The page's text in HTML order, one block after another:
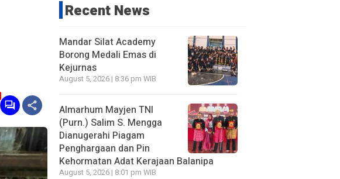
Recent News
Mandar Silat Academy
Borong Medali Emas di
Kejurnas
August 5, 2026 | 8:36 pm WIB
Almarhum Mayjen TNI
(Purn.) Salim S. Mengga
Dianugerahi Piagam
Penghargaan dan Pin
Kehormatan Adat Kerajaan Balanipa
August 5, 2026 | 8:01 pm WIB